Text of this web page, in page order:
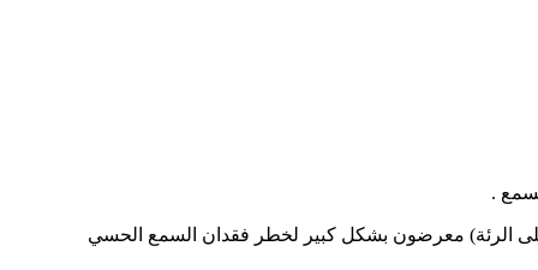
.
الرئة) معرضون بشكل كبير لخطر فقدان السمع الحسي